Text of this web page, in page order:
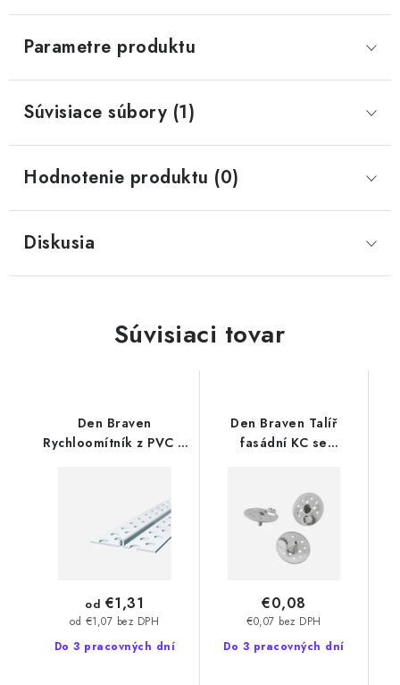
Parametre produktu
Súvisiace súbory (1)
Hodnotenie produktu (0)
Diskusia
Súvisiaci tovar
Den Braven
Rychloomítník z PVC 3
Do 3 pracovných dní
od €1,07 bez DPH
od €1,31
Den Braven Talíř
fasádní KC se
Do 3 pracovných dní
€0,07 bez DPH
€0,08